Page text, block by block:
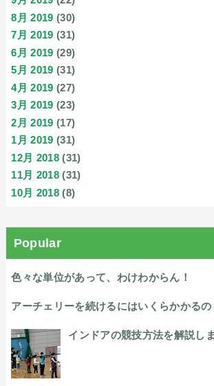
8月 2019 (30)
7月 2019 (31)
6月 2019 (29)
5月 2019 (31)
4月 2019 (27)
3月 2019 (23)
2月 2019 (17)
1月 2019 (31)
12月 2018 (31)
11月 2018 (31)
10月 2018 (8)
Popular
色々な単位があって、わけわからん！
アーチェリーを続けるにはいくらかかるの
インドアの競技方法を解説し